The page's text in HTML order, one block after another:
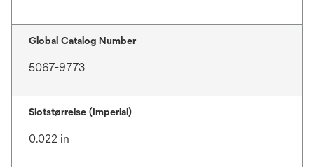
Global Catalog Number
5067-9773
Slotstørrelse (Imperial)
0.022 in